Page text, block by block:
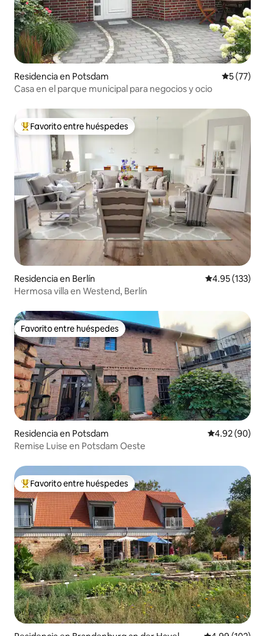
Residencia en Potsdam
5 (77)
Casa en el parque municipal para negocios y ocio
De los mejores en Favorito entre huéspedes
Favorito entre huéspedes
Residencia en Berlín Calificación
4.95 (133)
Hermosa villa en Westend, Berlín
Favorito entre huéspedes
Favorito entre huéspedes
Residencia en Potsdam Calificación
4.92 (90)
Remise Luise en Potsdam Oeste
De los mejores en Favorito entre huéspedes
Favorito entre huéspedes